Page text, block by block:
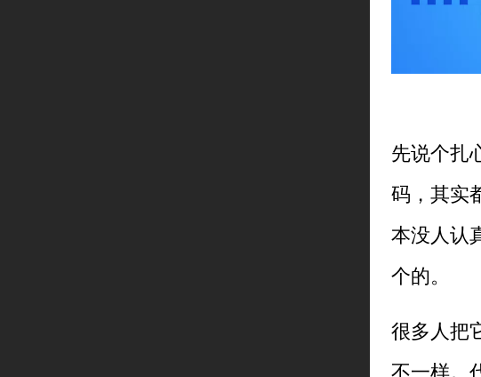
先说个扎
码，其实
本没人认
个的。
很多人把
不一样。